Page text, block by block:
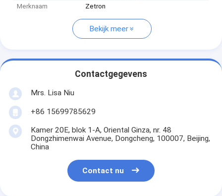
Merknaam
Zetron
Bekijk meer
Contactgegevens
Mrs. Lisa Niu
+86 15699785629
Kamer 20E, blok 1-A, Oriental Ginza, nr. 48
Dongzhimenwai Avenue, Dongcheng, 100007, Beijing,
China
Contact nu